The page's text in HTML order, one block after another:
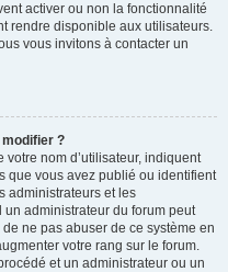
activer ou non la fonctionnalité
rendre disponible aux utilisateurs.
vous invitons à contacter un
?
nom d’utilisateur, indiquent
que vous avez publié ou identifient
administrateurs et les
administrateur du forum peut
ne pas abuser de ce système en
votre rang sur le forum.
et un administrateur ou un